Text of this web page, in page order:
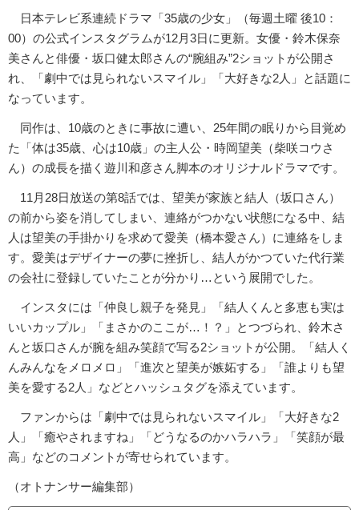
日本テレビ系連続ドラマ「35歳の少女」（毎週土曜 後10：
00）の公式インスタグラムが12月3日に更新。女優・鈴木保奈
美さんと俳優・坂口健太郎さんの“腕組み”2ショットが公開さ
れ、「劇中では見られないスマイル」「大好きな2人」と話題に
なっています。
同作は、10歳のときに事故に遭い、25年間の眠りから目覚め
た「体は35歳、心は10歳」の主人公・時岡望美（柴咲コウさ
ん）の成長を描く遊川和彦さん脚本のオリジナルドラマです。
11月28日放送の第8話では、望美が家族と結人（坂口さん）
の前から姿を消してしまい、連絡がつかない状態になる中、結
人は望美の手掛かりを求めて愛美（橋本愛さん）に連絡をしま
す。愛美はデザイナーの夢に挫折し、結人がかつていた代行業
の会社に登録していたことが分かり…という展開でした。
インスタには「仲良し親子を発見」「結人くんと多恵も実は
いいカップル」「まさかのここが…！？」とつづられ、鈴木さ
んと坂口さんが腕を組み笑顔で写る2ショットが公開。「結人く
んみんなをメロメロ」「進次と望美が嫉妬する」「誰よりも望
美を愛する2人」などとハッシュタグを添えています。
ファンからは「劇中では見られないスマイル」「大好きな2
人」「癒やされますね」「どうなるのかハラハラ」「笑顔が最
高」などのコメントが寄せられています。
（オトナンサー編集部）